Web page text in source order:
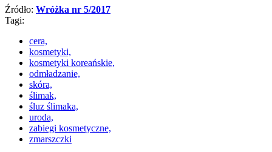
Źródło: Wróżka nr 5/2017
Tagi:
cera,
kosmetyki,
kosmetyki koreańskie,
odmładzanie,
skóra,
ślimak,
śluz ślimaka,
uroda,
zabiegi kosmetyczne,
zmarszczki